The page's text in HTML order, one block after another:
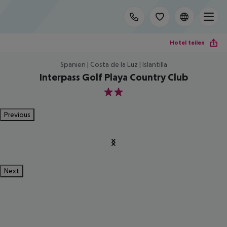
Hotel teilen
Spanien | Costa de la Luz | Islantilla
Interpass Golf Playa Country Club
2
Previous
Next